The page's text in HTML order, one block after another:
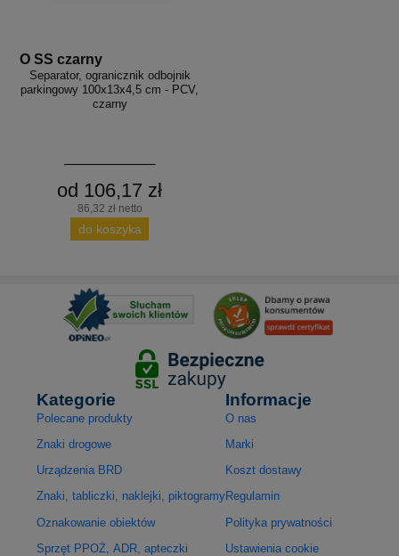
O SS czarny
Separator, ogranicznik odbojnik
parkingowy 100x13x4,5 cm - PCV,
czarny
od 106,17 zł
86,32 zł netto
do koszyka
Kategorie
Polecane produkty
Znaki drogowe
Urządzenia BRD
Znaki, tabliczki, naklejki, piktogramy
Oznakowanie obiektów
Sprzęt PPOŻ, ADR, apteczki
Informacje
O nas
Marki
Koszt dostawy
Regulamin
Polityka prywatności
Ustawienia cookie